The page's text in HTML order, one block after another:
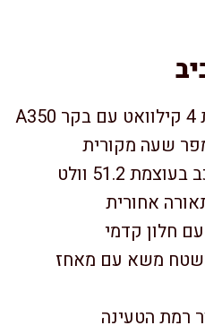
51.2 וולט
משא עם מאחז
רמת הטעינה